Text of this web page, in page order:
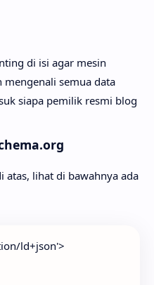
di isi agar mesin
mengenali semua data
siapa pemilik resmi blog
atas, lihat di bawahnya ada
ld+json'>